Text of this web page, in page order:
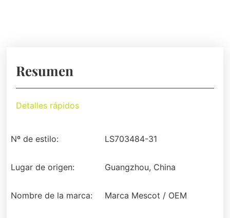
Resumen
Detalles rápidos
Nº de estilo: LS703484-31
Lugar de origen: Guangzhou, China
Nombre de la marca: Marca Mescot / OEM